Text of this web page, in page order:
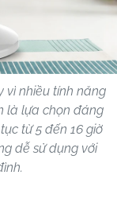
vì nhiều tính năng
là lựa chọn đáng
từ 5 đến 16 giờ
dễ sử dụng với